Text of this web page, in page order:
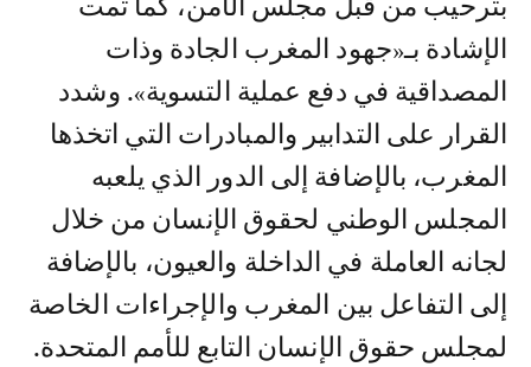
بترحيب من قبل مجلس الأمن، كما تمت
الإشادة بـ«جهود المغرب الجادة وذات
المصداقية في دفع عملية التسوية». وشدد
القرار على التدابير والمبادرات التي اتخذها
المغرب، بالإضافة إلى الدور الذي يلعبه
المجلس الوطني لحقوق الإنسان من خلال
لجانه العاملة في الداخلة والعيون، بالإضافة
إلى التفاعل بين المغرب والإجراءات الخاصة
لمجلس حقوق الإنسان التابع للأمم المتحدة.